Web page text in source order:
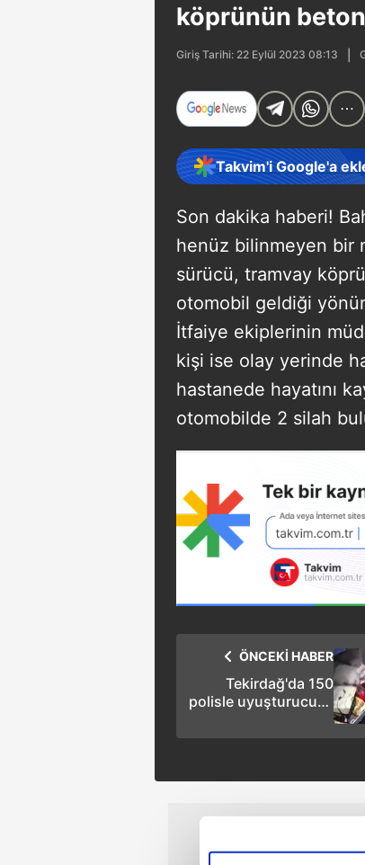
köprünün
Giriş Tarihi: 22 Eylül 2023 08:13
Takvim'i Google'a
Son dakika haberi!
henüz bilinmeyen bir
sürücü, tramvay
otomobil geldiği
İtfaiye ekiplerinin
kişi ise olay yerinde
hastanede hayatını
otomobilde 2 silah
ÖNCEKİ HABER
Tekirdağ'da 150
polisle uyuşturucuya